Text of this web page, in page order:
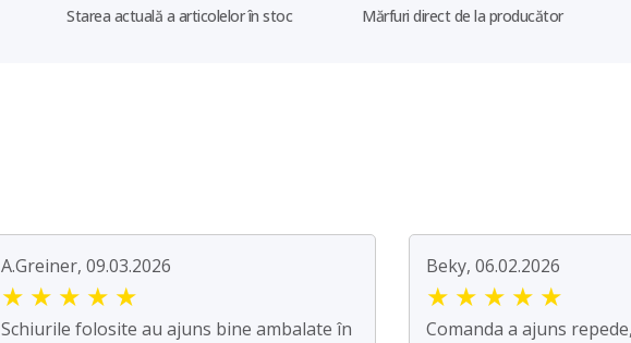
Starea actuală a articolelor în stoc Mărfuri direct de la producător
A.Greiner, 09.03.2026
★ ★ ★ ★ ★
Schiurile folosite au ajuns bine ambalate în
Beky, 06.02.2026
★ ★ ★ ★ ★
Comanda a ajuns